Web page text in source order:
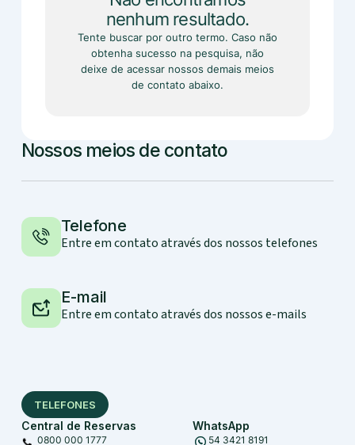
Nossos meios de contato
Telefone
Entre em contato através dos nossos telefones
E-mail
Entre em contato através dos nossos e-mails
nenhum resultado.
Tente buscar por outro termo. Caso não
obtenha sucesso na pesquisa, não
deixe de acessar nossos demais meios
de contato abaixo.
TELEFONES
Central de Reservas
0800 000 1777
WhatsApp
54 3421 8191